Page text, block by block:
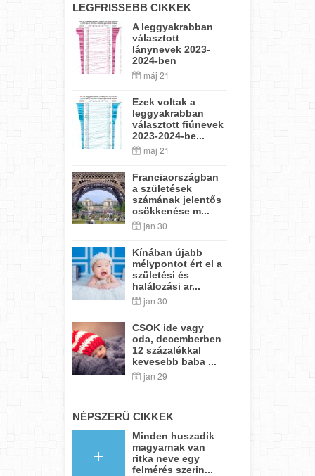
LEGFRISSEBB CIKKEK
A leggyakrabban
választott
lánynevek 2023-
2024-ben
máj 21
Ezek voltak a
leggyakrabban
választott fiúnevek
2023-2024-be...
máj 21
Franciaországban
a születések
számának jelentős
csökkenése m...
jan 30
Kínában újabb
mélypontot ért el a
születési és
halálozási ar...
jan 30
CSOK ide vagy
oda, decemberben
12 százalékkal
kevesebb baba ...
jan 29
NÉPSZERŰ CIKKEK
Minden huszadik
magyarnak van
ritka neve egy
felmérés szerin...